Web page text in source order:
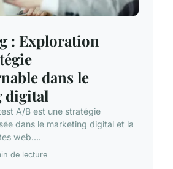
: Exploration
dans le
digital
A/B est une stratégie
dans le marketing digital et la
web....
de lecture